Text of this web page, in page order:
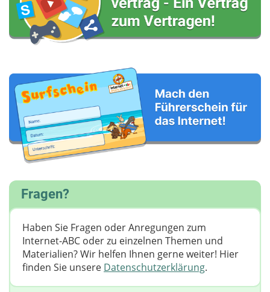
Fragen?
Haben Sie Fragen oder Anregungen zum
Internet-ABC oder zu einzelnen Themen und
Materialien? Wir helfen Ihnen gerne weiter! ​Hier
finden Sie unsere Datenschutzerklärung.